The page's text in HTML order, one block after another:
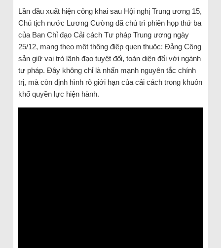
Lần đầu xuất hiện công khai sau Hội nghị Trung ương 15,
Chủ tịch nước Lương Cường đã chủ trì phiên họp thứ ba
của Ban Chỉ đạo Cải cách Tư pháp Trung ương ngày
25/12, mang theo một thông điệp quen thuộc: Đảng Cộng
sản giữ vai trò lãnh đạo tuyệt đối, toàn diện đối với ngành
tư pháp. Đây không chỉ là nhấn mạnh nguyên tắc chính
trị, mà còn định hình rõ giới hạn của cải cách trong khuôn
khổ quyền lực hiện hành.